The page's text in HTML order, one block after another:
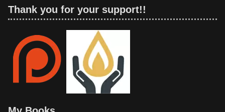
Thank you for your support!!